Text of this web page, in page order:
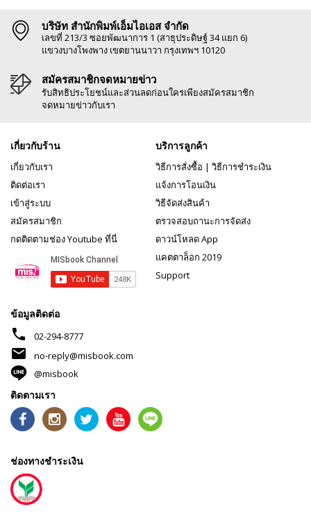
บริษัท สำนักพิมพ์เอ็มไอเอส จำกัด
เลขที่ 213/3 ซอยพัฒนาการ 1 (สาธุประดิษฐ์ 34 แยก 6)
แขวงบางโพงพาง เขตยานนาวา กรุงเทพฯ 10120
สมัครสมาชิกจดหมายข่าว
รับสิทธิประโยชน์และส่วนลดก่อนใครเพียงสมัครสมาชิก
จดหมายข่าวกับเรา
เกี่ยวกับร้าน
เกี่ยวกับเรา
ติดต่อเรา
เข้าสู่ระบบ
สมัครสมาชิก
กดติดตามช่อง Youtube ที่นี่
บริการลูกค้า
วิธีการสั่งซื้อ | วิธีการชำระเงิน
แจ้งการโอนเงิน
วิธีจัดส่งสินค้า
ตรวจสอบถานะการจัดส่ง
ดาวน์โหลด App
แคตตาล็อก 2019
Support
ข้อมูลติดต่อ
phone 02-294-8777
mail
no-reply@misbook.com
@misbook
ติดตามเรา
ช่องทางชำระเงิน